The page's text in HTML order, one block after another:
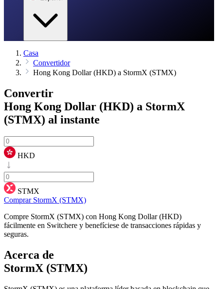
Casa
Convertidor
Hong Kong Dollar (HKD) a StormX (STMX)
Convertir
Hong Kong Dollar (HKD) a StormX
(STMX) al instante
HKD
STMX
Comprar StormX (STMX)
Compre StormX (STMX) con Hong Kong Dollar (HKD)
fácilmente en Switchere y benefíciese de transacciones rápidas y
seguras.
Acerca de
StormX (STMX)